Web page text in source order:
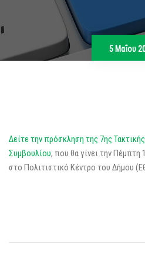
5 Μαΐου
Δείτε την πρόσκληση της 7ης
Συμβουλίου, που θα γίνει την
στο Πολιτιστικό Κέντρο του Δήμου